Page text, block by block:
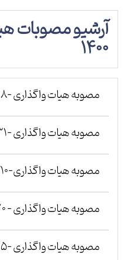
آرشیو مصوبات
1400
مصوبه هیات واگذاری -1400/07/18
مصوبه هیات واگذاری -1400/03/31
مصوبه هیات واگذاری-1400/03/10
مصوبه هیات واگذاری - 1400/02/20
مصوبه هیات واگذاری -1400/09/15